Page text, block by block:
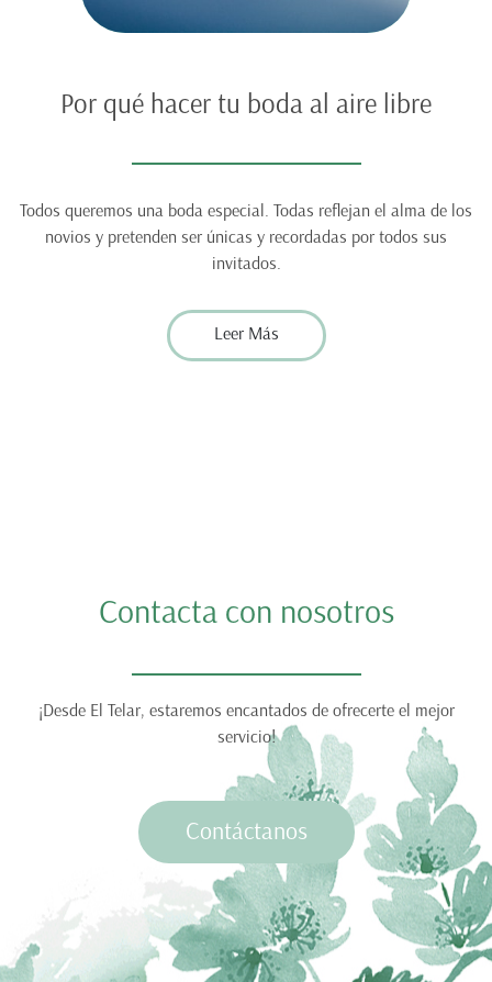
Por qué hacer tu boda al aire libre
Todos queremos una boda especial. Todas reflejan el alma de los
novios y pretenden ser únicas y recordadas por todos sus
invitados.
Leer Más
Contacta con nosotros
¡Desde El Telar, estaremos encantados de ofrecerte el mejor
servicio!
Contáctanos